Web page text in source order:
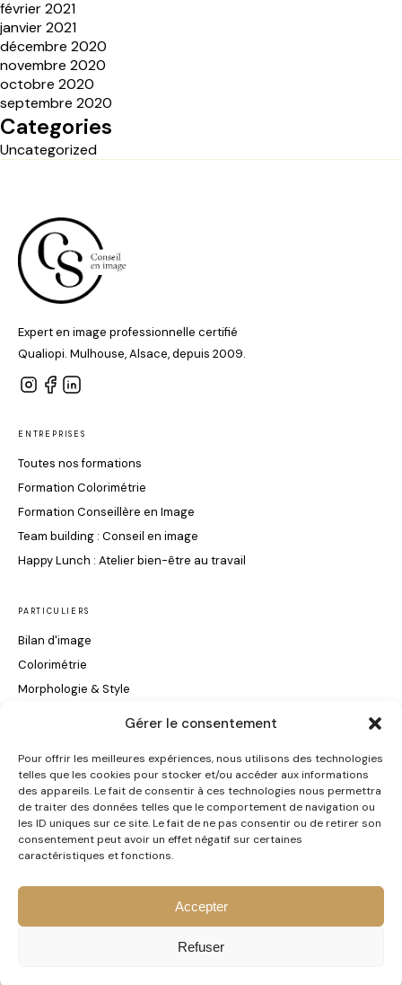
Gérer le consentement
Pour offrir les meilleures expériences, nous utilisons des technologies
telles que les cookies pour stocker et/ou accéder aux informations
des appareils. Le fait de consentir à ces technologies nous permettra
de traiter des données telles que le comportement de navigation ou
les ID uniques sur ce site. Le fait de ne pas consentir ou de retirer son
consentement peut avoir un effet négatif sur certaines
caractéristiques et fonctions.
Accepter
Refuser
février 2021
janvier 2021
décembre 2020
novembre 2020
octobre 2020
septembre 2020
Categories
Uncategorized
Expert en image professionnelle certifié
Qualiopi. Mulhouse, Alsace, depuis 2009.
ENTREPRISES
Toutes nos formations
Formation Colorimétrie
Formation Conseillère en Image
Team building : Conseil en image
Happy Lunch : Atelier bien-être au travail
PARTICULIERS
Bilan d'image
Colorimétrie
Morphologie & Style
INFORMATIONS
Certification Qualiopi
Contact